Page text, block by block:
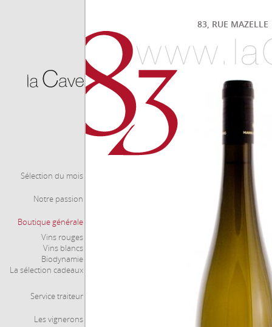
Sélection du mois
Notre passion
Boutique générale
Vins rouges
Vins blancs
Biodynamie
La sélection cadeaux
Service traiteur
Les vignerons
83, RUE